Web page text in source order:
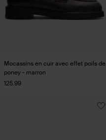
Mocassins en cuir avec effet poils de
poney - marron
125.99